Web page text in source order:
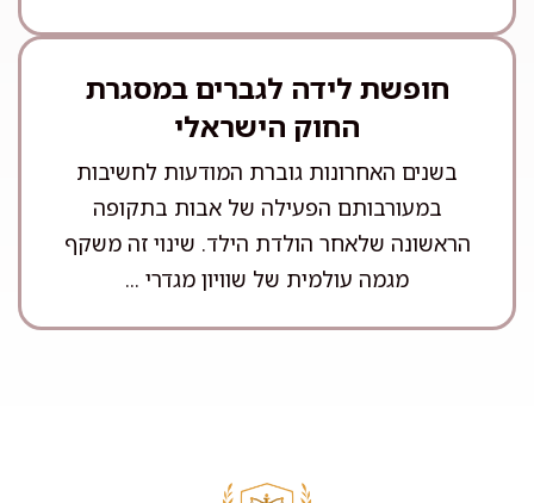
חופשת לידה לגברים במסגרת
החוק הישראלי
בשנים האחרונות גוברת המודעות לחשיבות
במעורבותם הפעילה של אבות בתקופה
הראשונה שלאחר הולדת הילד. שינוי זה משקף
מגמה עולמית של שוויון מגדרי ...